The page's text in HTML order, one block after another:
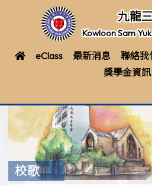
九龍
Kowloon Sam
eClass 最新消息 聯絡我
獎學金資訊
校歌